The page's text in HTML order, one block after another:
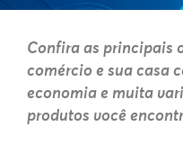
Confira as principais
comércio e sua casa
economia e muita
produtos você